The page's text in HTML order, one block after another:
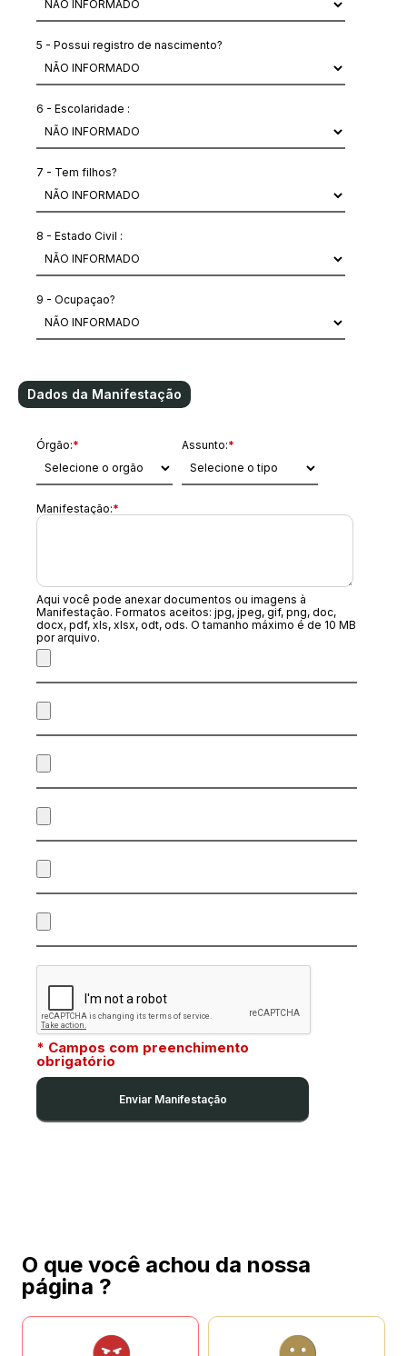
5 - Possui registro de nascimento?
6 - Escolaridade :
7 - Tem filhos?
8 - Estado Civil :
9 - Ocupaçao?
Dados da Manifestação
Órgão:* Assunto:*
Manifestação:*
Aqui você pode anexar documentos ou imagens à
Manifestação. Formatos aceitos: jpg, jpeg, gif, png, doc,
docx, pdf, xls, xlsx, odt, ods. O tamanho máximo é de 10 MB
por arquivo.
* Campos com preenchimento
obrigatório
O que você achou da nossa
página ?